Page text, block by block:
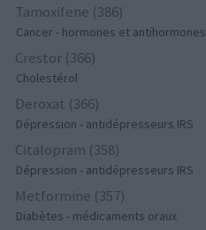
Tamoxifene (386)
Cancer - hormones et antihormones
Crestor (366)
Cholestérol
Deroxat (366)
Dépression - antidépresseurs IRS
Citalopram (358)
Dépression - antidépresseurs IRS
Metformine (357)
Diabètes - médicaments oraux